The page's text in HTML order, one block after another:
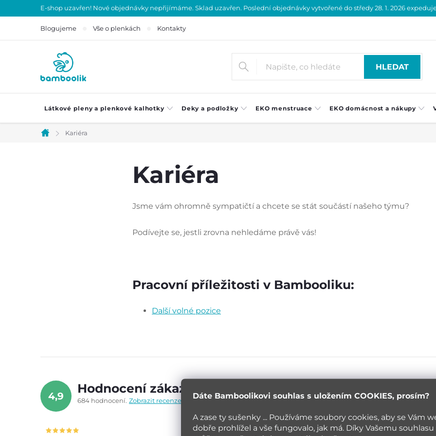
Dáte Bamboolikovi souhlas s uložením COOKIES, prosím?
A zase ty sušenky ... Používáme soubory cookies, aby se Vám
dobře prohlížel a vše fungovalo, jak má. Díky Vašemu souhlasu
na
E-shop uzavřen! Nové objednávky nepřijímáme. Sklad uzavřen. Poslední objednávky vytvořené do středy 28. 1. 2026
Blogujeme Vše o plenkách Kontakty
HLEDAT
Látkové pleny a plenkové kalhotky Deky a podložky EKO menstruace EKO domácnost a nákupy
Domů
Kariéra
Kariéra
Jsme vám ohromně sympatičtí a chcete se stát součástí našeho týmu?
Podívejte se, jestli zrovna nehledáme právě vás!
Pracovní příležitosti v Bambooliku:
Další volné pozice
4,9
Hodnocení zákazníků
684 hodnocení Zobrazit recenze